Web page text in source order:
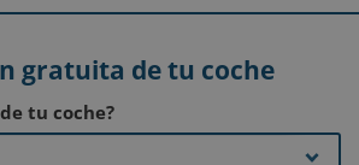
gratuita de tu coche
tu coche?